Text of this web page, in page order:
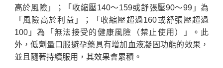
高於風險」；「收縮壓140～159或舒張壓90～99」為
「風險高於利益」；「收縮壓超過160或舒張壓超過
100」為「無法接受的健康風險（禁止使用）」。此
外，低劑量口服避孕藥具有增加血液凝固功能的效果，
並且隨著持續服用，其效果會累積。